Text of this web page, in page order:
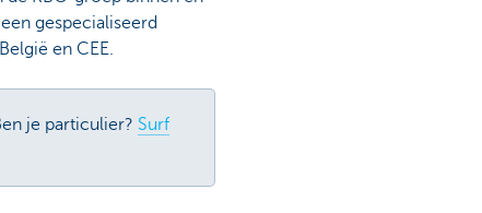
gespecialiseerd
en CEE.
je particulier? Surf